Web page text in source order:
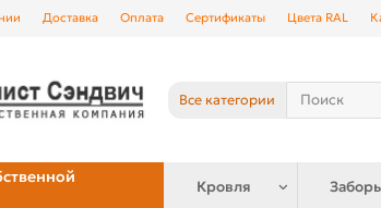
Доставка Оплата Сертификаты Цвета RAL
Все категории
Кровля